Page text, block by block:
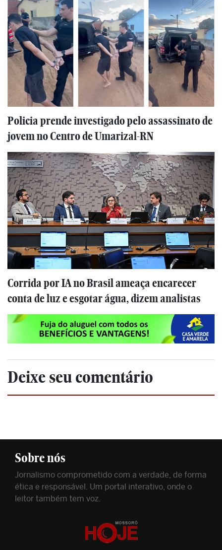
Policia prende investigado pelo assassinato de
jovem no Centro de Umarizal-RN
Corrida por IA no Brasil ameaça encarecer
conta de luz e esgotar água, dizem analistas
Deixe seu comentário
Sobre nós
Jornalismo comprometido com a verdade, de forma
ética e responsável. Um portal interativo, onde o
leitor também tem voz.